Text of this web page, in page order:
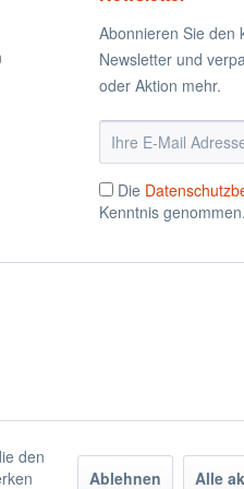
Abonnieren Sie den
Newsletter und
oder Aktion mehr.
Die
Kenntnis genommen.
den
Ablehnen Alle